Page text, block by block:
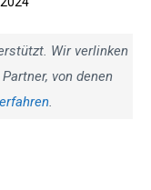
Wir verlinken
von denen
.